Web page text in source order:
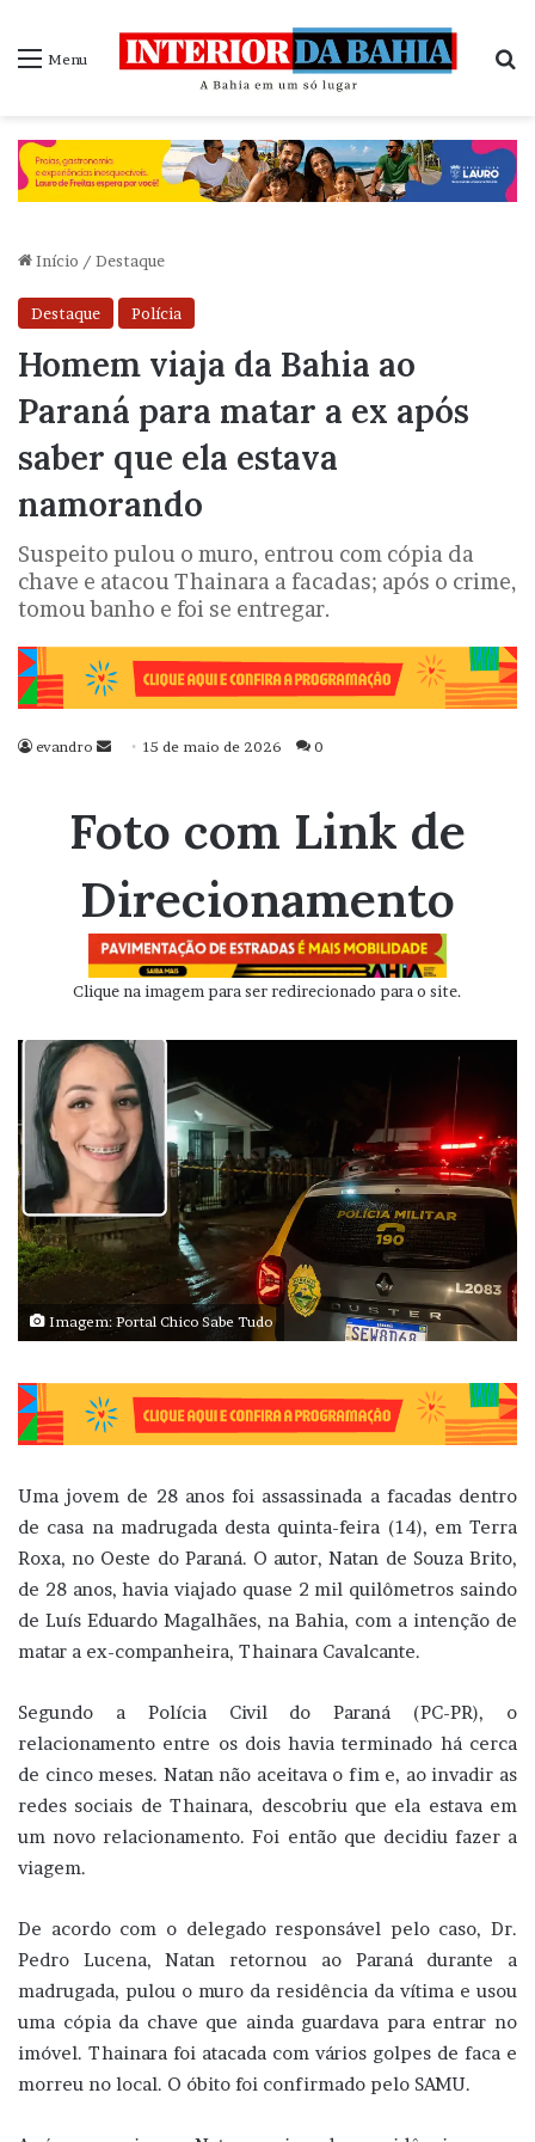
Menu
Início / Destaque
Destaque Polícia
Homem viaja da Bahia ao
Paraná para matar a ex após
saber que ela estava
namorando
Suspeito pulou o muro, entrou com cópia da
chave e atacou Thainara a facadas; após o crime,
tomou banho e foi se entregar.
evandro
Mande
mail
15 de maio de 2026 0
Foto com Link de
Direcionamento
Clique na imagem para ser redirecionado para o site.
Imagem: Portal Chico Sabe Tudo
Uma jovem de 28 anos foi assassinada a facadas dentro
de casa na madrugada desta quinta-feira (14), em Terra
Roxa, no Oeste do Paraná. O autor, Natan de Souza Brito,
de 28 anos, havia viajado quase 2 mil quilômetros saindo
de Luís Eduardo Magalhães, na Bahia, com a intenção de
matar a ex-companheira, Thainara Cavalcante.
Segundo a Polícia Civil do Paraná (PC-PR), o
relacionamento entre os dois havia terminado há cerca
de cinco meses. Natan não aceitava o fim e, ao invadir as
redes sociais de Thainara, descobriu que ela estava em
um novo relacionamento. Foi então que decidiu fazer a
viagem.
De acordo com o delegado responsável pelo caso, Dr.
Pedro Lucena, Natan retornou ao Paraná durante a
madrugada, pulou o muro da residência da vítima e usou
uma cópia da chave que ainda guardava para entrar no
imóvel. Thainara foi atacada com vários golpes de faca e
morreu no local. O óbito foi confirmado pelo SAMU.